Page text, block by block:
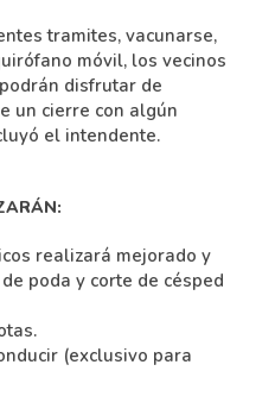
tramites, vacunarse,
móvil, los vecinos
disfrutar de
un cierre con algún
el intendente.
realizará mejorado y
poda y corte de césped
(exclusivo para